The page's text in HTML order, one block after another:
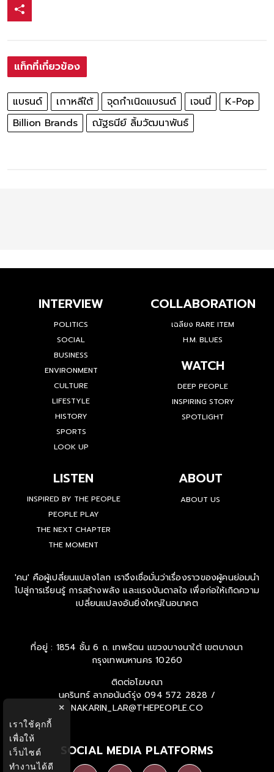
แท็กที่เกี่ยวข้อง
แบรนด์ เกาหลีใต้ จุดกำเนิดแบรนด์ เจนนี่
K-Pop
Billion Brands
ณัฐธนีย์ ลิ้มวัฒนาพันธ์
INTERVIEW
POLITICS
SOCIAL
BUSINESS
ENVIRONMENT
CULTURE
LIFESTYLE
HISTORY
SPORTS
LOOK UP
COLLABORATION
เฉลียง RARE ITEM
H.M. BLUES
WATCH
DEEP PEOPLE
INSPIRING STORY
SPOTLIGHT
LISTEN
INSPIRED BY THE PEOPLE
PEOPLE PLAY
THE NEXT CHAPTER
THE MOMENT
ABOUT
ABOUT US
'คน' คือผู้เปลี่ยนแปลงโลก เราจึงเชื่อมั่นว่าเรื่องราวของผู้คนย่อมนำ
ไปสู่การเรียนรู้ การสร้างพลัง และแรงบันดาลใจ เพื่อก่อให้เกิดความ
เปลี่ยนแปลงอันยิ่งใหญ่ในอนาคต
ที่อยู่ : 1854 ชั้น 6 ถ. เทพรัตน แขวงบางนาใต้ เขตบางนา
กรุงเทพมหานคร 10260
ติดต่อโฆษณา
นครินทร์ ลาภอนันด์รุ่ง 094 572 2828 /
NAKARIN_LAR@THEPEOPLE.CO
SOCIAL MEDIA PLATFORMS
×
เราใช้คุกกี้
เพื่อให้
เว็บไซต์
ทำงานได้ดี